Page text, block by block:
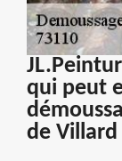
qui peut
de Villard